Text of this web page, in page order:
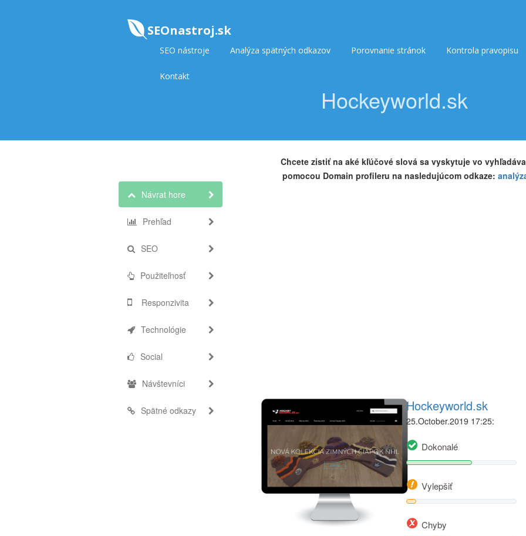
SEOnastroj.sk
SEO nástroje Analýza spätných odkazov Porovnanie stránok Kontrola pravopisu
Kontakt
Hockeyworld.sk
Návrat hore
Prehľad
SEO
Použiteľnosť
Responzivita
Technológie
Social
Návštevníci
Spätné odkazy
Chcete zistiť na aké kľúčové slová sa vyskytuje vo
pomocou Domain profileru na nasledujúcom odkaze:
Hockeyworld.sk
25.October.2019 17:25:
Dokonalé
Vylepšiť
Chyby